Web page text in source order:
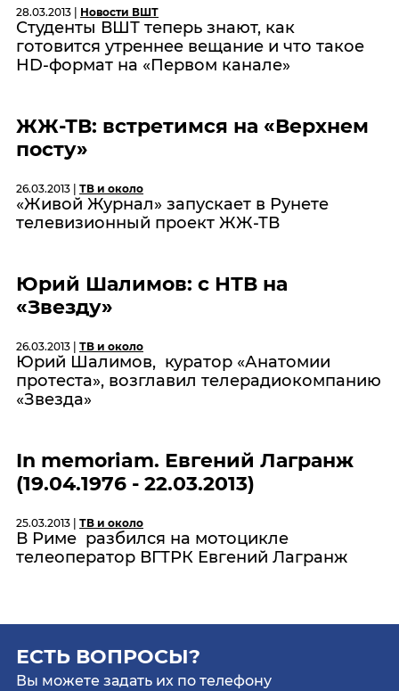
28.03.2013 | Новости ВШТ
Студенты ВШТ теперь знают, как
готовится утреннее вещание и что такое
HD-формат на «Первом канале»
ЖЖ-ТВ: встретимся на «Верхнем
посту»
26.03.2013 | ТВ и около
«Живой Журнал» запускает в Рунете
телевизионный проект ЖЖ-ТВ
Юрий Шалимов: с НТВ на
«Звезду»
26.03.2013 | ТВ и около
Юрий Шалимов, куратор «Анатомии
протеста», возглавил телерадиокомпанию
«Звезда»
In memoriam. Евгений Лагранж
(19.04.1976 - 22.03.2013)
25.03.2013 | ТВ и около
В Риме разбился на мотоцикле
телеоператор ВГТРК Евгений Лагранж
ЕСТЬ ВОПРОСЫ?
Вы можете задать их по телефону